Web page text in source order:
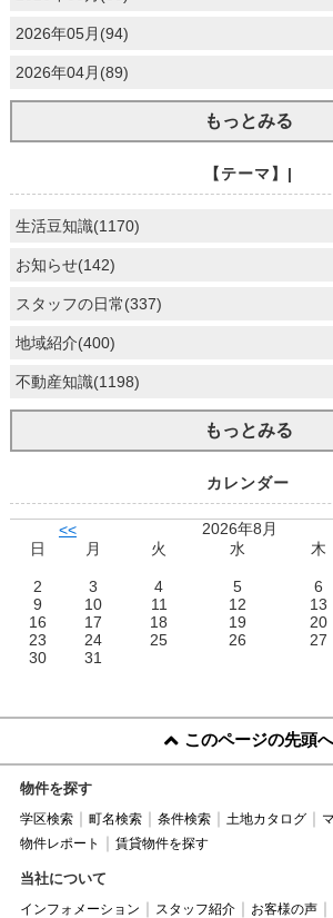
2026年05月(94)
2026年04月(89)
もっとみる
【テーマ】|
生活豆知識(1170)
お知らせ(142)
スタッフの日常(337)
地域紹介(400)
不動産知識(1198)
もっとみる
カレンダー
<<
2026年8月
日
月 火 水 木
2
3 4 5 6
9
10 11 12 13
16
17 18 19 20
23
24 25 26 27
30
31
このページの先頭へ
物件を探す
学区検索 町名検索 条件検索 土地カタログ
物件レポート
賃貸物件を探す
当社について
インフォメーション スタッフ紹介 お客様の声